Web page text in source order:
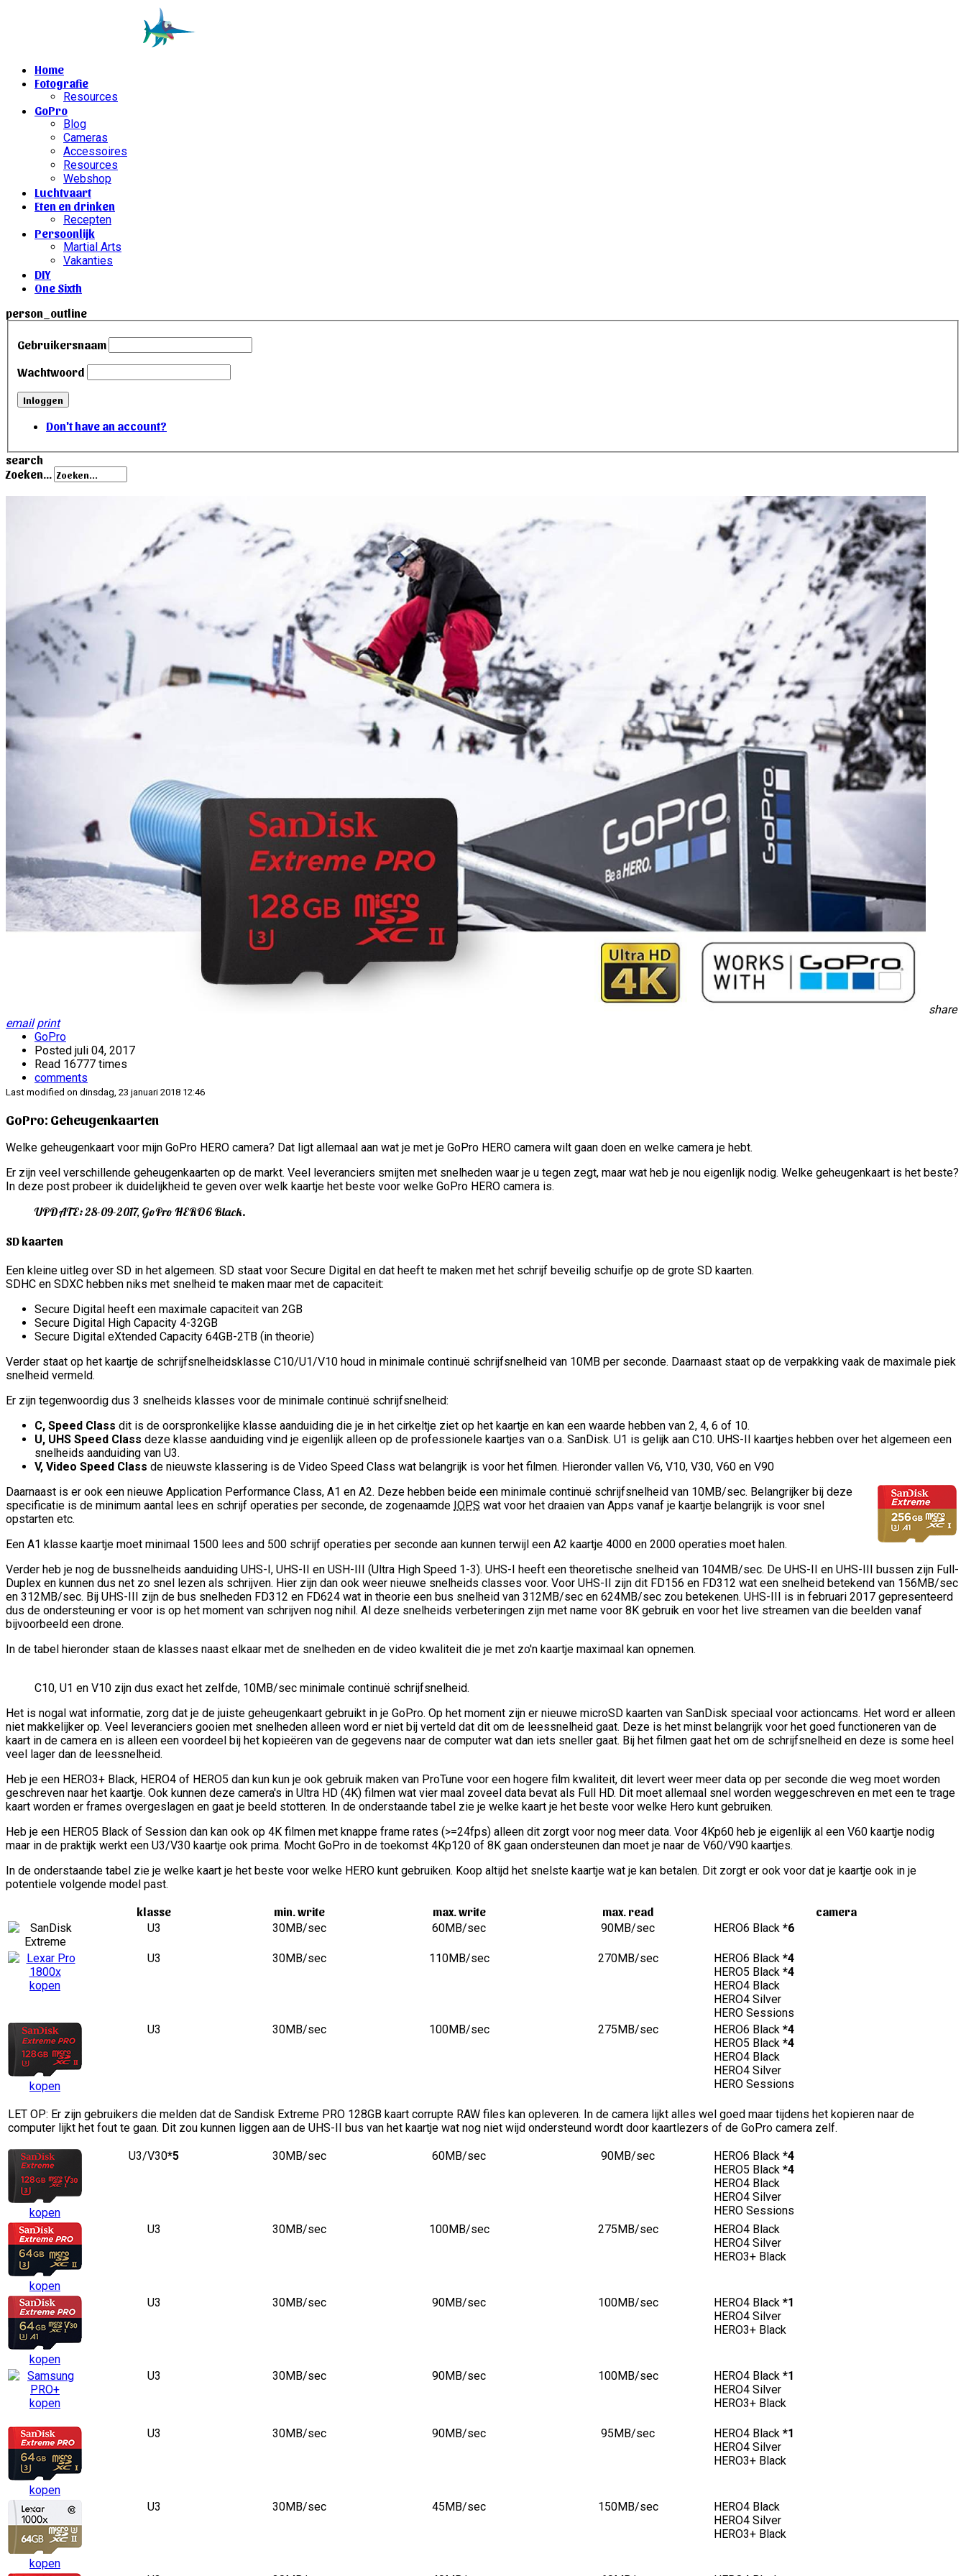
Home
Fotografie
Resources
GoPro
Blog
Cameras
Accessoires
Resources
Webshop
Luchtvaart
Eten en drinken
Recepten
Persoonlijk
Martial Arts
Vakanties
DIY
One Sixth
person_outline
Gebruikersnaam
Wachtwoord
Inloggen
Don't have an account?
search
Zoeken...
share
email print
GoPro
Posted juli 04, 2017
Read 16777 times
comments
Last modified on dinsdag, 23 januari 2018 12:46
GoPro: Geheugenkaarten
Welke geheugenkaart voor mijn GoPro HERO camera? Dat ligt allemaal aan wat je met je GoPro HERO camera wilt gaan doen en welke camera je hebt.
Er zijn veel verschillende geheugenkaarten op de markt. Veel leveranciers smijten met snelheden waar je u tegen zegt, maar wat heb je nou eigenlijk nodig. Welke geheugenkaart is het beste?
In deze post probeer ik duidelijkheid te geven over welk kaartje het beste voor welke GoPro HERO camera is.
UPDATE: 28-09-2017, GoPro HERO6 Black.
SD kaarten
Een kleine uitleg over SD in het algemeen. SD staat voor Secure Digital en dat heeft te maken met het schrijf beveilig schuifje op de grote SD kaarten.
SDHC en SDXC hebben niks met snelheid te maken maar met de capaciteit:
Secure Digital heeft een maximale capaciteit van 2GB
Secure Digital High Capacity 4-32GB
Secure Digital eXtended Capacity 64GB-2TB (in theorie)
Verder staat op het kaartje de schrijfsnelheidsklasse C10/U1/V10 houd in minimale continuë schrijfsnelheid van 10MB per seconde. Daarnaast staat op de verpakking vaak de maximale piek
snelheid vermeld.
Er zijn tegenwoordig dus 3 snelheids klasses voor de minimale continuë schrijfsnelheid:
C, Speed Class dit is de oorspronkelijke klasse aanduiding die je in het cirkeltje ziet op het kaartje en kan een waarde hebben van 2, 4, 6 of 10.
U, UHS Speed Class deze klasse aanduiding vind je eigenlijk alleen op de professionele kaartjes van o.a. SanDisk. U1 is gelijk aan C10. UHS-II kaartjes hebben over het algemeen een
snelheids aanduiding van U3.
V, Video Speed Class de nieuwste klassering is de Video Speed Class wat belangrijk is voor het filmen. Hieronder vallen V6, V10, V30, V60 en V90
Daarnaast is er ook een nieuwe Application Performance Class, A1 en A2. Deze hebben beide een minimale continuë schrijfsnelheid van 10MB/sec. Belangrijker bij deze
specificatie is de minimum aantal lees en schrijf operaties per seconde, de zogenaamde IOPS wat voor het draaien van Apps vanaf je kaartje belangrijk is voor snel
opstarten etc.
Een A1 klasse kaartje moet minimaal 1500 lees and 500 schrijf operaties per seconde aan kunnen terwijl een A2 kaartje 4000 en 2000 operaties moet halen.
Verder heb je nog de bussnelheids aanduiding UHS-I, UHS-II en USH-III (Ultra High Speed 1-3). UHS-I heeft een theoretische snelheid van 104MB/sec. De UHS-II en UHS-III bussen zijn Full-
Duplex en kunnen dus net zo snel lezen als schrijven. Hier zijn dan ook weer nieuwe snelheids classes voor. Voor UHS-II zijn dit FD156 en FD312 wat een snelheid betekend van 156MB/sec
en 312MB/sec. Bij UHS-III zijn de bus snelheden FD312 en FD624 wat in theorie een bus snelheid van 312MB/sec en 624MB/sec zou betekenen. UHS-III is in februari 2017 gepresenteerd
dus de ondersteuning er voor is op het moment van schrijven nog nihil. Al deze snelheids verbeteringen zijn met name voor 8K gebruik en voor het live streamen van die beelden vanaf
bijvoorbeeld een drone.
In de tabel hieronder staan de klasses naast elkaar met de snelheden en de video kwaliteit die je met zo'n kaartje maximaal kan opnemen.
C10, U1 en V10 zijn dus exact het zelfde, 10MB/sec minimale continuë schrijfsnelheid.
Het is nogal wat informatie, zorg dat je de juiste geheugenkaart gebruikt in je GoPro. Op het moment zijn er nieuwe microSD kaarten van SanDisk speciaal voor actioncams. Het word er alleen
niet makkelijker op. Veel leveranciers gooien met snelheden alleen word er niet bij verteld dat dit om de leessnelheid gaat. Deze is het minst belangrijk voor het goed functioneren van de
kaart in de camera en is alleen een voordeel bij het kopieëren van de gegevens naar de computer wat dan iets sneller gaat. Bij het filmen gaat het om de schrijfsnelheid en deze is some heel
veel lager dan de leessnelheid.
Heb je een HERO3+ Black, HERO4 of HERO5 dan kun kun je ook gebruik maken van ProTune voor een hogere film kwaliteit, dit levert weer meer data op per seconde die weg moet worden
geschreven naar het kaartje. Ook kunnen deze camera's in Ultra HD (4K) filmen wat vier maal zoveel data bevat als Full HD. Dit moet allemaal snel worden weggeschreven en met een te trage
kaart worden er frames overgeslagen en gaat je beeld stotteren. In de onderstaande tabel zie je welke kaart je het beste voor welke Hero kunt gebruiken.
Heb je een HERO5 Black of Session dan kan ook op 4K filmen met knappe frame rates (>=24fps) alleen dit zorgt voor nog meer data. Voor 4Kp60 heb je eigenlijk al een V60 kaartje nodig
maar in de praktijk werkt een U3/V30 kaartje ook prima. Mocht GoPro in de toekomst 4Kp120 of 8K gaan ondersteunen dan moet je naar de V60/V90 kaartjes.
In de onderstaande tabel zie je welke kaart je het beste voor welke HERO kunt gebruiken. Koop altijd het snelste kaartje wat je kan betalen. Dit zorgt er ook voor dat je kaartje ook in je
potentiele volgende model past.
klasse
min. write max. write max. read
camera
U3
30MB/sec 60MB/sec 90MB/sec HERO6 Black *6
kopen
U3 30MB/sec 110MB/sec 270MB/sec HERO6 Black *4
HERO5 Black *4
HERO4 Black
HERO4 Silver
HERO Sessions
kopen
U3 30MB/sec 100MB/sec 275MB/sec HERO6 Black *4
HERO5 Black *4
HERO4 Black
HERO4 Silver
HERO Sessions
LET OP: Er zijn gebruikers die melden dat de Sandisk Extreme PRO 128GB kaart corrupte RAW files kan opleveren. In de camera lijkt alles wel goed maar tijdens het kopieren naar de
computer lijkt het fout te gaan. Dit zou kunnen liggen aan de UHS-II bus van het kaartje wat nog niet wijd ondersteund wordt door kaartlezers of de GoPro camera zelf.
kopen
U3/V30*5 30MB/sec 60MB/sec 90MB/sec HERO6 Black *4
HERO5 Black *4
HERO4 Black
HERO4 Silver
HERO Sessions
kopen
U3 30MB/sec 100MB/sec 275MB/sec
HERO4 Black
HERO4 Silver
HERO3+ Black
kopen
U3 30MB/sec 90MB/sec 100MB/sec HERO4 Black *1
HERO4 Silver
HERO3+ Black
kopen
U3 30MB/sec 90MB/sec 100MB/sec HERO4 Black *1
HERO4 Silver
HERO3+ Black
kopen
U3 30MB/sec 90MB/sec 95MB/sec HERO4 Black *1
HERO4 Silver
HERO3+ Black
kopen
U3 30MB/sec 45MB/sec 150MB/sec
HERO4 Black
HERO4 Silver
HERO3+ Black